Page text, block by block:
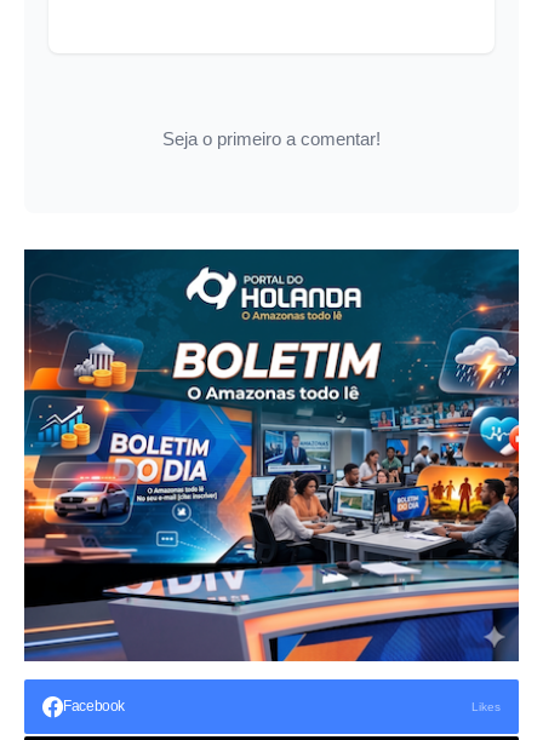
Seja o primeiro a comentar!
Facebook Likes